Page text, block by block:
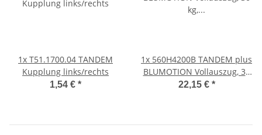
1x T51.1700.04 TANDEM
Kupplung links/rechts
1,54 € *
1x 560H4200B TANDEM plus
BLUMOTION Vollauszug, 30
kg, NL=420mm ohne
22,15 € *